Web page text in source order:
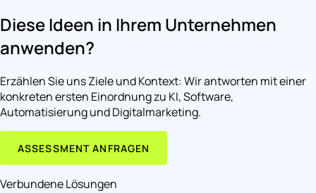
Diese Ideen in Ihrem Unternehmen
anwenden?
Erzählen Sie uns Ziele und Kontext: Wir antworten mit einer
konkreten ersten Einordnung zu KI, Software,
Automatisierung und Digitalmarketing.
ASSESSMENT ANFRAGEN
Verbundene Lösungen